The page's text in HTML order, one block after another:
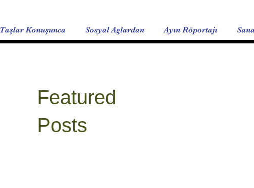
Taşlar Konuşunca Sosyal Aglardan Ayın Röportajı
Featured
Posts